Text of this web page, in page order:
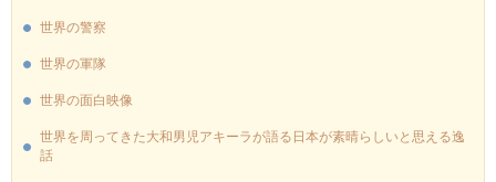
世界の警察
世界の軍隊
世界の面白映像
世界を周ってきた大和男児アキーラが語る日本が素晴らしいと思える逸
話